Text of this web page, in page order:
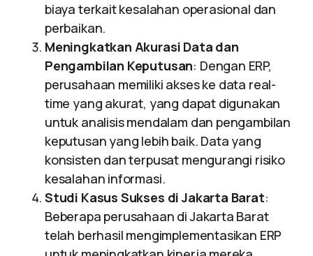
biaya terkait kesalahan operasional dan
perbaikan.
Meningkatkan Akurasi Data dan
Pengambilan Keputusan: Dengan ERP,
perusahaan memiliki akses ke data real-
time yang akurat, yang dapat digunakan
untuk analisis mendalam dan pengambilan
keputusan yang lebih baik. Data yang
konsisten dan terpusat mengurangi risiko
kesalahan informasi.
Studi Kasus Sukses di Jakarta Barat:
Beberapa perusahaan di Jakarta Barat
telah berhasil mengimplementasikan ERP